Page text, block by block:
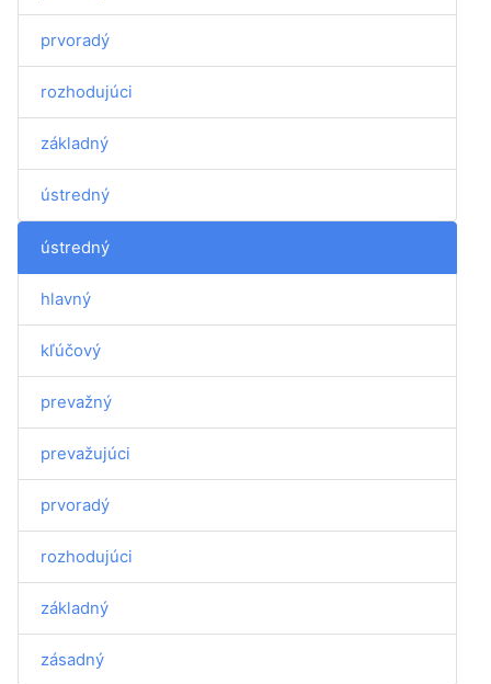
prvoradý
rozhodujúci
základný
ústredný
ústredný
hlavný
kľúčový
prevažný
prevažujúci
prvoradý
rozhodujúci
základný
zásadný